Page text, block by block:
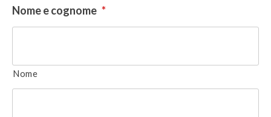
Nome e cognome *
Nome